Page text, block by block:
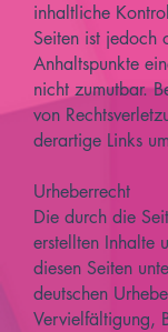
inhaltliche
Seiten ist jedoch
Anhaltspunkte
nicht zumutbar.
von
derartige Links
Urheberrecht
Die durch die
erstellten Inhalte
diesen Seiten
deutschen
Vervielfältigung,